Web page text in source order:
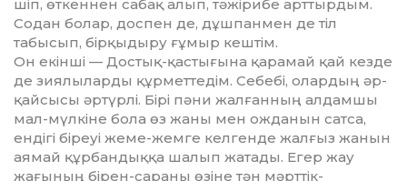
шіп, өткеннен сабақ алып, тәжі­рибе арттырдым.
Содан болар, доспен де, дұшпанмен де тіл
табысып, бірқыдыру ғұмыр кештім.
Он екінші — Достық-қастығына қа­рамай қай кезде
де зиялыларды құрметтедім. Себебі, олардың әр­
қай­сысы әртүрлі. Бірі пәни жалғанның алдам­шы
мал-мүлкіне бола өз жаны мен ожданын сатса,
ендігі біреуі жеме-жемге келгенде жалғыз жанын
ая­май құрбандыққа шалып жатады. Егер жау
жағының бірен-сараны өзі­не тән мәрттік-